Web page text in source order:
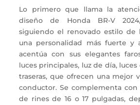
Lo primero que llama la
diseño de Honda BR-V
siguiendo el renovado estilo de
una personalidad más fuerte y
acentúa con sus elegantes
luces principales, luz de día,
traseras, que ofrecen una mejor
conductor. Se complementa
de rines de 16 o 17 pulgadas,